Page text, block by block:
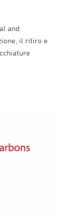
and
il ritiro e